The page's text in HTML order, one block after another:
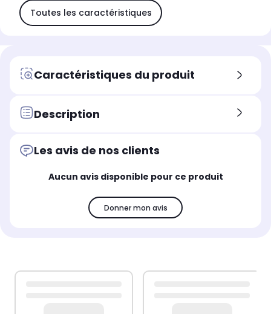
Toutes les caractéristiques
Caractéristiques du produit
Description
Les avis de nos clients
Aucun avis disponible pour ce produit
Donner mon avis